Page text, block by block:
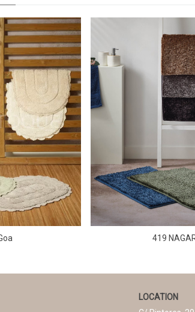
419
LOCATION